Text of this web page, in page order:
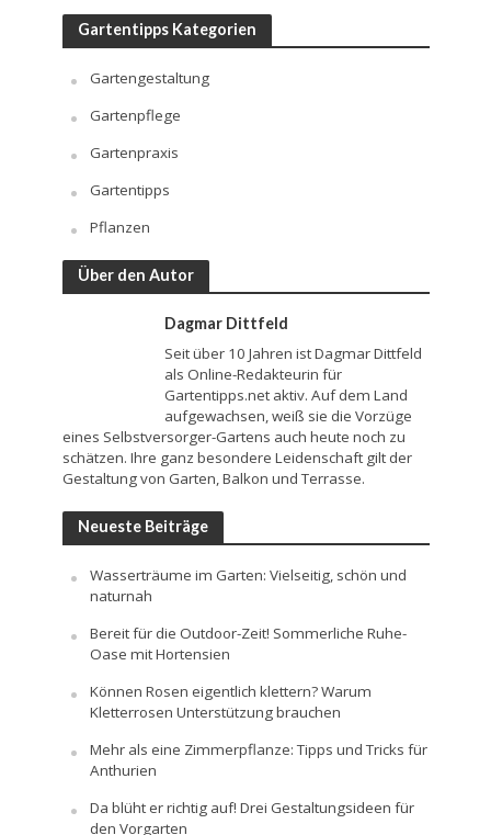
Gartentipps Kategorien
Gartengestaltung
Gartenpflege
Gartenpraxis
Gartentipps
Pflanzen
Über den Autor
Dagmar Dittfeld
Seit über 10 Jahren ist Dagmar Dittfeld
als Online-Redakteurin für
Gartentipps.net aktiv. Auf dem Land
aufgewachsen, weiß sie die Vorzüge
eines Selbstversorger-Gartens auch heute noch zu
schätzen. Ihre ganz besondere Leidenschaft gilt der
Gestaltung von Garten, Balkon und Terrasse.
Neueste Beiträge
Wasserträume im Garten: Vielseitig, schön und
naturnah
Bereit für die Outdoor-Zeit! Sommerliche Ruhe-
Oase mit Hortensien
Können Rosen eigentlich klettern? Warum
Kletterrosen Unterstützung brauchen
Mehr als eine Zimmerpflanze: Tipps und Tricks für
Anthurien
Da blüht er richtig auf! Drei Gestaltungsideen für
den Vorgarten